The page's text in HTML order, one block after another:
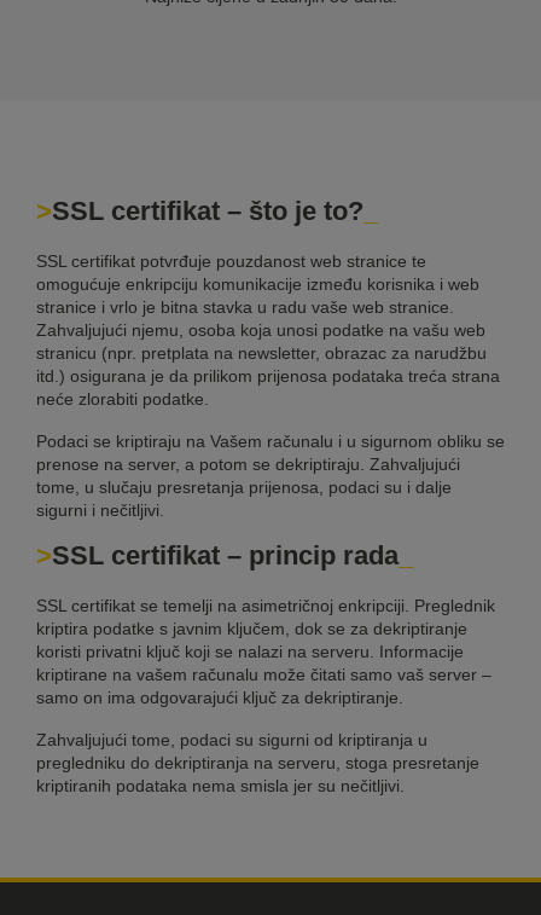
SSL certifikat – što je to?
SSL certifikat potvrđuje pouzdanost web stranice te
omogućuje enkripciju komunikacije između korisnika i web
stranice i vrlo je bitna stavka u radu vaše web stranice.
Zahvaljujući njemu, osoba koja unosi podatke na vašu web
stranicu (npr. pretplata na newsletter, obrazac za narudžbu
itd.) osigurana je da prilikom prijenosa podataka treća strana
neće zlorabiti podatke.
Podaci se kriptiraju na Vašem računalu i u sigurnom obliku se
prenose na server, a potom se dekriptiraju. Zahvaljujući
tome, u slučaju presretanja prijenosa, podaci su i dalje
sigurni i nečitljivi.
SSL certifikat – princip rada
SSL certifikat se temelji na asimetričnoj enkripciji. Preglednik
kriptira podatke s javnim ključem, dok se za dekriptiranje
koristi privatni ključ koji se nalazi na serveru. Informacije
kriptirane na vašem računalu može čitati samo vaš server –
samo on ima odgovarajući ključ za dekriptiranje.
Zahvaljujući tome, podaci su sigurni od kriptiranja u
pregledniku do dekriptiranja na serveru, stoga presretanje
kriptiranih podataka nema smisla jer su nečitljivi.